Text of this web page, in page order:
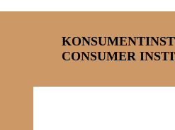
CONSUMER